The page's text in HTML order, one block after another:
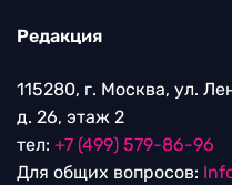
Редакция
115280, г. Москва, ул.
д. 26, этаж 2
тел: +7 (499) 579-86-96
Для общих вопросов: